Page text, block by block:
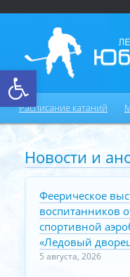
Открыть панель инструментов
Расписание катаний
Новости и
Феерическое
воспитанников
спортивной
«Ледовый
5 августа, 2026